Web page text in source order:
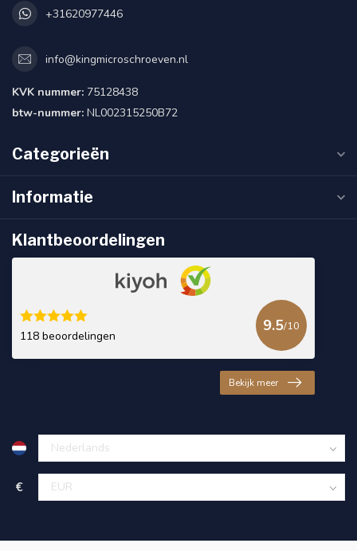
+31620977446
info@kingmicroschroeven.nl
KVK nummer: 75128438
btw-nummer: NL002315250B72
Categorieën
Informatie
Klantbeoordelingen
118 beoordelingen
9.5/10
Bekijk meer
€